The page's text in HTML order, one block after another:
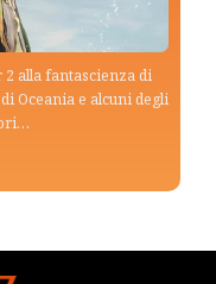
alla fantascienza di
Oceania e alcuni degli